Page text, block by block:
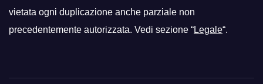
vietata ogni duplicazione anche parziale non
precedentemente autorizzata. Vedi sezione “Legale“.